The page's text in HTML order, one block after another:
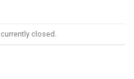
closed.